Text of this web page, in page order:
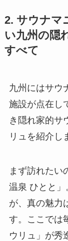
2. サウナマ
い九州の隠
すべて
九州にはサウ
施設が点在し
き隠れ家的サ
リュを紹介し
まず訪れたい
温泉 ひとと
が、真の魅力
す。ここでは
ウリュ」が秀